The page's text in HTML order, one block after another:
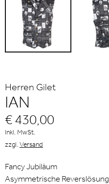
Herren Gilet
IAN
€ 430,00
Inkl. MwSt.
zzgl. Versand
Fancy Jubiläum
Asymmetrische Reverslösung